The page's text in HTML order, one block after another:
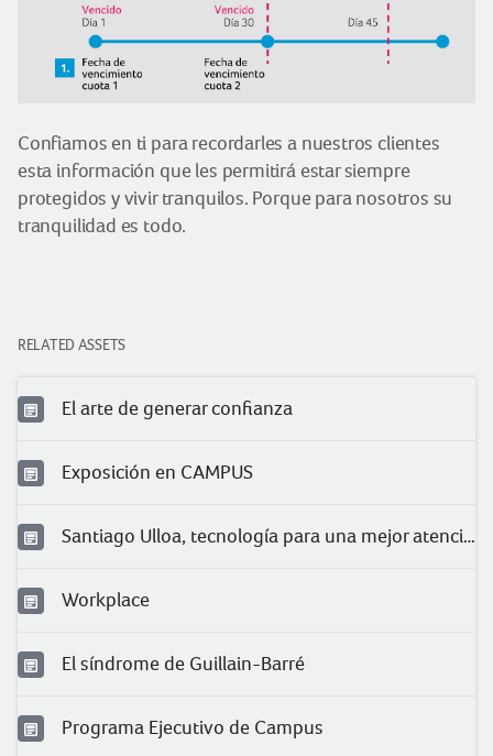
Confiamos en ti para recordarles a nuestros clientes
esta información que les permitirá estar siempre
protegidos y vivir tranquilos. Porque para nosotros su
tranquilidad es todo.
RELATED ASSETS
El arte de generar confianza
Exposición en CAMPUS
Santiago Ulloa, tecnología para una mejor atención
Workplace
El síndrome de Guillain-Barré
Programa Ejecutivo de Campus